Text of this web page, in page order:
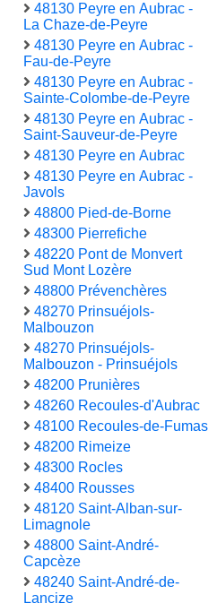
48130 Peyre en Aubrac -
La Chaze-de-Peyre
48130 Peyre en Aubrac -
Fau-de-Peyre
48130 Peyre en Aubrac -
Sainte-Colombe-de-Peyre
48130 Peyre en Aubrac -
Saint-Sauveur-de-Peyre
48130 Peyre en Aubrac
48130 Peyre en Aubrac -
Javols
48800 Pied-de-Borne
48300 Pierrefiche
48220 Pont de Monvert
Sud Mont Lozère
48800 Prévenchères
48270 Prinsuéjols-
Malbouzon
48270 Prinsuéjols-
Malbouzon - Prinsuéjols
48200 Prunières
48260 Recoules-d'Aubrac
48100 Recoules-de-Fumas
48200 Rimeize
48300 Rocles
48400 Rousses
48120 Saint-Alban-sur-
Limagnole
48800 Saint-André-
Capcèze
48240 Saint-André-de-
Lancize